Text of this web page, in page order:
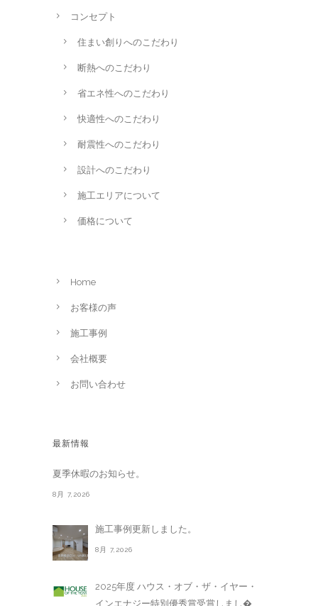
コンセプト
住まい創りへのこだわり
断熱へのこだわり
省エネ性へのこだわり
快適性へのこだわり
耐震性へのこだわり
設計へのこだわり
施工エリアについて
価格について
Home
お客様の声
施工事例
会社概要
お問い合わせ
最新情報
夏季休暇のお知らせ。
8月 7,2026
施工事例更新しました。
8月 7,2026
2025年度 ハウス・オブ・ザ・イヤー・
インエナジー特別優秀賞受賞しまし�. . .